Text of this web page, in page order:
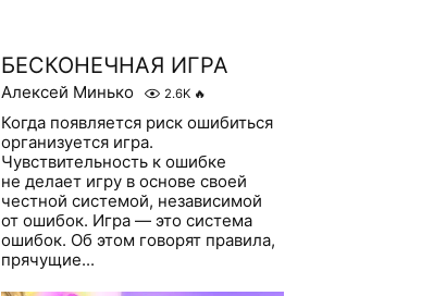
БЕСКОНЕЧНАЯ ИГРА
Алексей Минько 2.6K 🔥
Когда появляется риск ошибиться
организуется игра.
Чувствительность к ошибке
не делает игру в основе своей
честной системой, независимой
от ошибок. Игра — это система
ошибок. Об этом говорят правила,
прячущие...